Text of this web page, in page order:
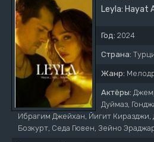
Leyla: Hayat
Год: 2024
Страна:
Жанр:
Актёры:
Дуймаз,
Ибрагим Джейхан, Йигит
Бозкурт, Седа Гювен, Зейно